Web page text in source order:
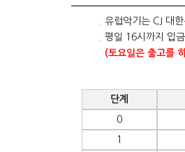
. 유럽악기는 CJ 대
. 평일 16시까지 입
(토요일은 출고를
단계
0
1